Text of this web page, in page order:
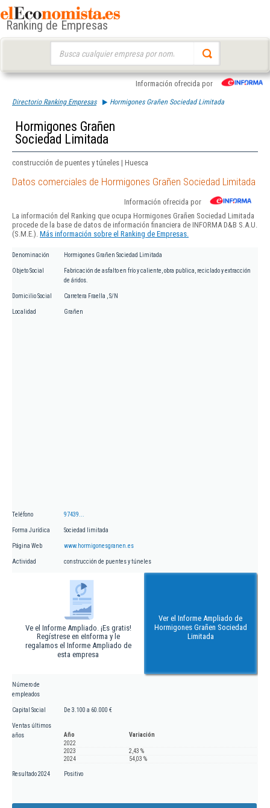
Ranking de Empresas
Información ofrecida por
Directorio Ranking Empresas Hormigones Grañen Sociedad Limitada
Hormigones Grañen
Sociedad Limitada
construcción de puentes y túneles | Huesca
Datos comerciales de Hormigones Grañen Sociedad Limitada
Información ofrecida por
La información del Ranking que ocupa Hormigones Grañen Sociedad Limitada
procede de la base de datos de información financiera de INFORMA D&B S.A.U.
(S.M.E.). Más información sobre el Ranking de Empresas.
Denominación Hormigones Grañen Sociedad Limitada
Objeto Social
Fabricación de asfalto en frío y caliente, obra publica, reciclado y extracción
de áridos.
Domicilio Social Carretera Fraella , S/N
Localidad Grañen
Teléfono 97439...
Forma Jurídica Sociedad limitada
Página Web www.hormigonesgranen.es
Actividad construcción de puentes y túneles
Ve el Informe Ampliado. ¡Es gratis!
Regístrese en eInforma y le
regalamos el Informe Ampliado de
esta empresa
Ver el Informe Ampliado de
Hormigones Grañen Sociedad
Limitada
Número de
empleados
Capital Social De 3.100 a 60.000 €
Ventas últimos
años
Año
Variación
2022
2023
2,43 %
2024
54,03 %
Resultado 2024 Positivo